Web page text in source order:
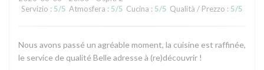
Servizio : 5/5 Atmosfera : 5/5 Cucina : 5/5 Qualità / Prezzo : 5/5
Nous avons passé un agréable moment, la cuisine est raffinée,
le service de qualité Belle adresse à (re)découvrir !